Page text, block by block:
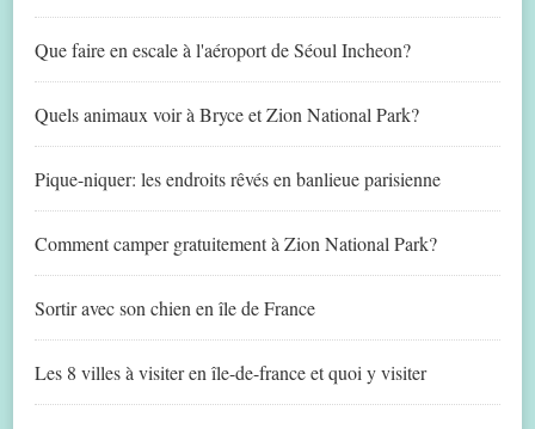
Que faire en escale à l'aéroport de Séoul Incheon?
Quels animaux voir à Bryce et Zion National Park?
Pique-niquer: les endroits rêvés en banlieue parisienne
Comment camper gratuitement à Zion National Park?
Sortir avec son chien en île de France
Les 8 villes à visiter en île-de-france et quoi y visiter